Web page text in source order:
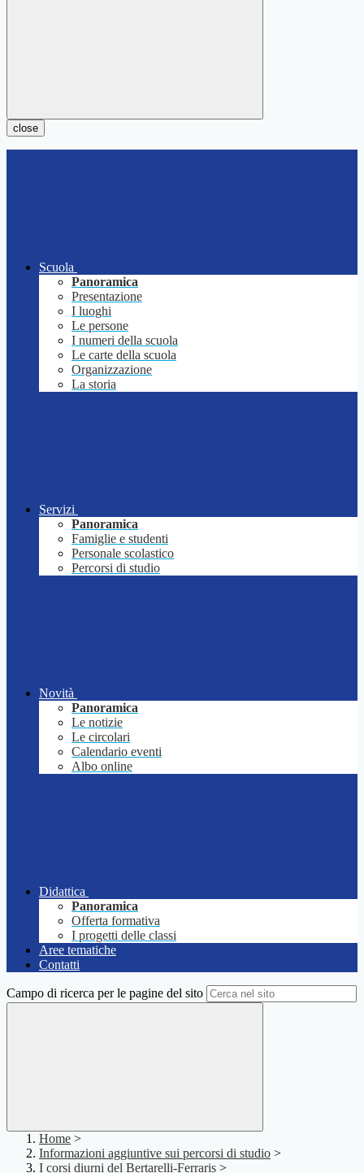
close
Scuola
Panoramica
Presentazione
I luoghi
Le persone
I numeri della scuola
Le carte della scuola
Organizzazione
La storia
Servizi
Panoramica
Famiglie e studenti
Personale scolastico
Percorsi di studio
Novità
Panoramica
Le notizie
Le circolari
Calendario eventi
Albo online
Didattica
Panoramica
Offerta formativa
I progetti delle classi
Aree tematiche
Contatti
Campo di ricerca per le pagine del sito
Home >
Informazioni aggiuntive sui percorsi di studio >
I corsi diurni del Bertarelli-Ferraris >